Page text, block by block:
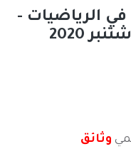
في الرياضيات -
2020
وثائق